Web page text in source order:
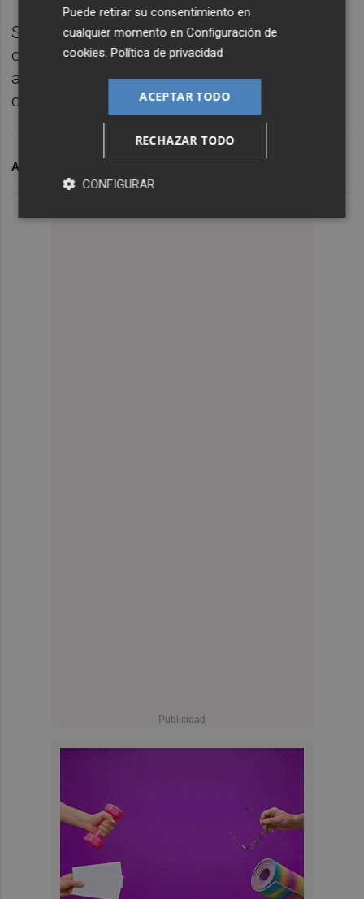
Si todavía queda alguna persona sin citar
con doble pauta de Astrazéneca, podrá
acudir al punto de vacunación en días
consecutivos.
ARCHIVADO EN
Puede retirar su consentimiento en
cualquier momento enConfiguración de
cookies .Política de privacidad
ACEPTAR TODO
RECHAZAR TODO
CONFIGURAR